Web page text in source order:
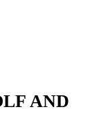
AND